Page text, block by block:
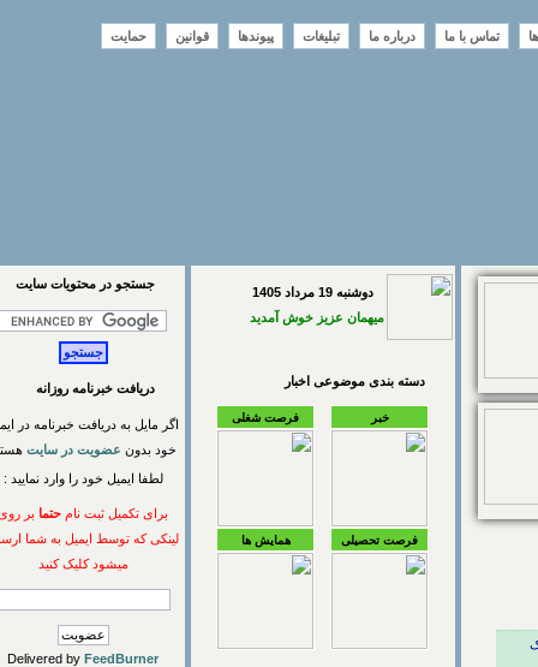
تماس با ما درباره ما تبلیغات پیوندها قوانین حمایت
دوشنبه 19 مرداد 1405
میهمان عزیز خوش آمدید
دسته بندی موضوعی اخبار
فرصت شغلی
فرصت تحصیلی همایش ها
جستجو در محتويات سايت
دریافت خبرنامه روزانه
اگر مایل به دریافت خبرنامه در ایمیل
خود بدونعضویت در سایتهستید
لطفا ایمیل خود را وارد نمایید :
برای تکمیل ثبت نام حتمابر روی
لینکی که توسط ایمیل به شما ارسال
میشود کلیک کنید
Delivered byFeedBurner